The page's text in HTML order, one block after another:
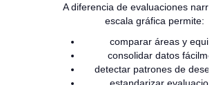
A diferencia de evaluaciones
escala gráfica permite:
comparar áreas y
consolidar datos
detectar patrones de